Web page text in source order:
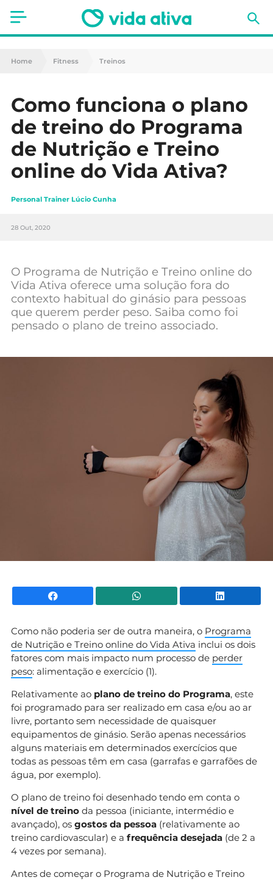
Saúde
Nutrição
Receitas
Fitness
Mães e Bebés
Animais de Estimação
Home Fitness Treinos
Como funciona o plano
de treino do Programa
de Nutrição e Treino
online do Vida Ativa?
Personal Trainer Lúcio Cunha
28 Out, 2020
O Programa de Nutrição e Treino online do
Vida Ativa oferece uma solução fora do
contexto habitual do ginásio para pessoas
que querem perder peso. Saiba como foi
pensado o plano de treino associado.
Facebook WhatsApp
Como não poderia ser de outra maneira, o Programa
de Nutrição e Treino online do Vida Ativa inclui os dois
fatores com mais impacto num processo de perder
peso: alimentação e exercício (1).
Relativamente ao plano de treino do Programa, este
foi programado para ser realizado em casa e/ou ao ar
livre, portanto sem necessidade de quaisquer
equipamentos de ginásio. Serão apenas necessários
alguns materiais em determinados exercícios que
todas as pessoas têm em casa (garrafas e garrafões de
água, por exemplo).
O plano de treino foi desenhado tendo em conta o
nível de treino da pessoa (iniciante, intermédio e
avançado), os gostos da pessoa (relativamente ao
treino cardiovascular) e a frequência desejada (de 2 a
4 vezes por semana).
Antes de começar o Programa de Nutrição e Treino